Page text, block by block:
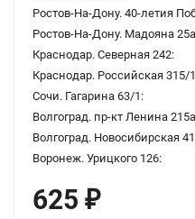
Ростов-На-Дону. 40-летия
Ростов-На-Дону. Мадояна
Краснодар. Северная 242:
Краснодар. Российская 315/
Сочи. Гагарина 63/1:
Волгоград. пр-кт Ленина
Волгоград. Новосибирская
Воронеж. Урицкого 126:
625 ₽